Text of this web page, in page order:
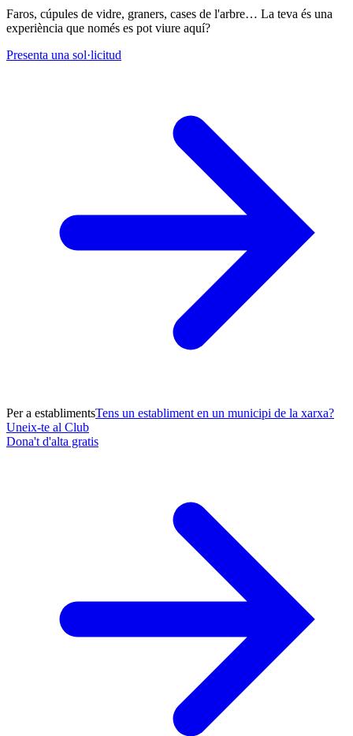
Faros, cúpules de vidre, graners, cases de l'arbre… La teva és una
experiència que només es pot viure aquí?
Presenta una sol·licitud
Per a establimentsTens un establiment en un municipi de la xarxa?
Uneix-te al Club
Dona't d'alta gratis